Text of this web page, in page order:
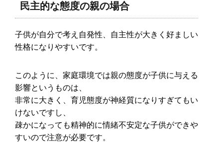
民主的な態度の親の場合
子供が自分で考え自発性、自主性が大きく好ましい
性格になりやすいです。
このように、家庭環境では親の態度が子供に与える
影響というものは、
非常に大きく、育児態度が神経質になりすぎてもい
けないですし、
疎かになっても精神的に情緒不安定な子供ができや
すいので注意が必要です。